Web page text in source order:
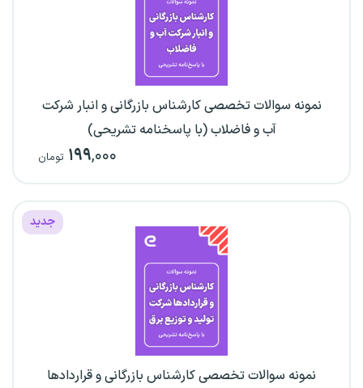
نمونه سوالات تخصصی کارشناس بازرگانی و انبار شرکت
آب و فاضلاب (با پاسخنامه تشریحی)
۱۹۹,۰۰۰ تومان
جدید
نمونه سوالات تخصصی کارشناس بازرگانی و قراردادها